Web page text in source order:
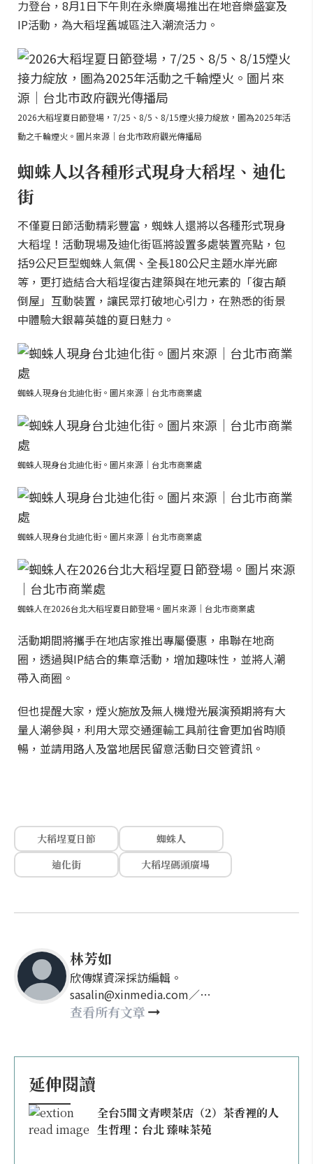
力登台，8月1日下午則在永樂廣場推出在地音樂盛宴及
IP活動，為大稻埕舊城區注入潮流活力。
2026大稻埕夏日節登場，7/25、8/5、8/15煙火接力綻放，圖為2025年活
動之千輪煙火。圖片來源｜台北市政府觀光傳播局
蜘蛛人以各種形式現身大稻埕、迪化
街
不僅夏日節活動精彩豐富，蜘蛛人還將以各種形式現身
大稻埕！活動現場及迪化街區將設置多處裝置亮點，包
括9公尺巨型蜘蛛人氣偶、全長180公尺主題水岸光廊
等，更打造結合大稻埕復古建築與在地元素的「復古顛
倒屋」互動裝置，讓民眾打破地心引力，在熟悉的街景
中體驗大銀幕英雄的夏日魅力。
蜘蛛人現身台北迪化街。圖片來源｜台北市商業處
蜘蛛人現身台北迪化街。圖片來源｜台北市商業處
蜘蛛人現身台北迪化街。圖片來源｜台北市商業處
蜘蛛人在2026台北大稻埕夏日節登場。圖片來源｜台北市商業處
活動期間將攜手在地店家推出專屬優惠，串聯在地商
圈，透過與IP結合的集章活動，增加趣味性，並將人潮
帶入商圈。
但也提醒大家，煙火施放及無人機燈光展演預期將有大
量人潮參與，利用大眾交通運輸工具前往會更加省時順
暢，並請用路人及當地居民留意活動日交管資訊。
大稻埕夏日節
蜘蛛人
迪化街
大稻埕碼頭廣場
林芳如
欣傳媒資深採訪編輯。
sasalin@xinmedia.com／
happy21917@gmail.com
查看所有文章
延伸閱讀
全台5間文青喫茶店（2）茶香裡的人
生哲理：台北 臻味茶苑